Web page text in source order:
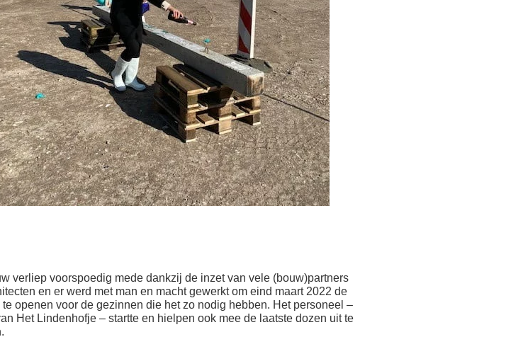
verliep voorspoedig mede dankzij de inzet van vele (bouw)partners
en er werd met man en macht gewerkt om eind maart 2022 de
te openen voor de gezinnen die het zo nodig hebben. Het personeel –
Het Lindenhofje – startte en hielpen ook mee de laatste dozen uit te